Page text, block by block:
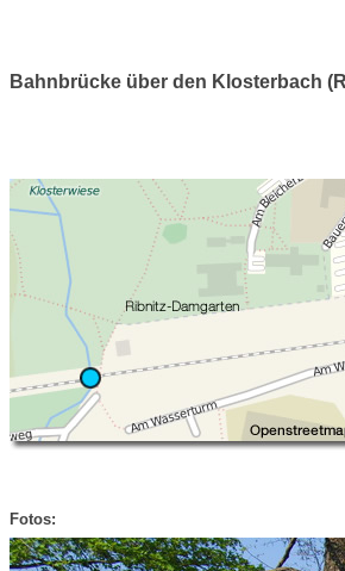
Bahnbrücke über den Klosterbach
Fotos: